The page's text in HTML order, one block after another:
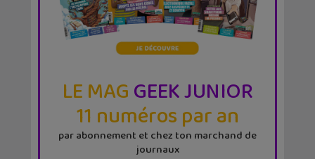
LE MAGGEEK JUNIOR
11 numéros par an
par abonnement et chez ton marchand de
journaux